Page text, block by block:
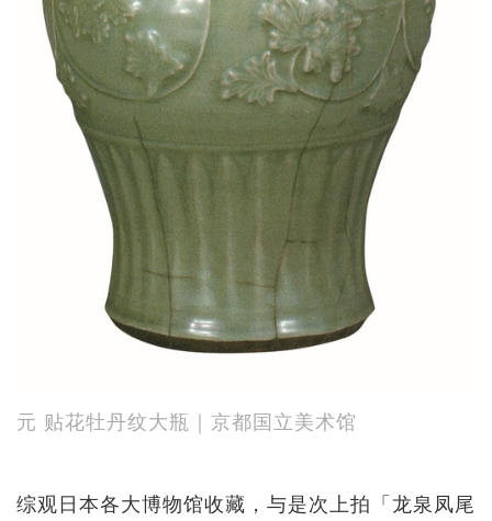
元 贴花牡丹纹大瓶｜京都国立美术馆
综观日本各大博物馆收藏，与是次上拍「龙泉凤尾